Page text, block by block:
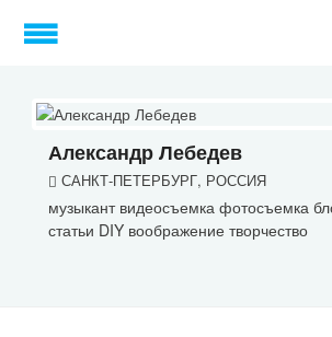
Александр Лебедев
САНКТ-ПЕТЕРБУРГ, РОССИЯ
музыкант видеосъемка фотосъемка
статьи DIY воображение творчество